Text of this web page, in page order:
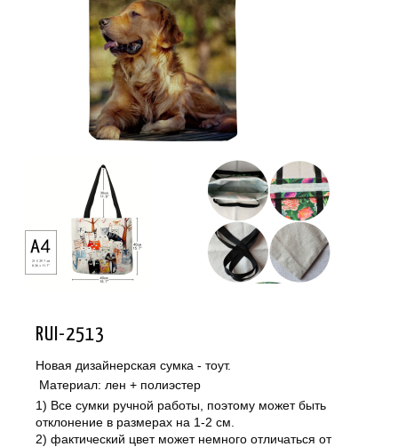
RUI-2513
Новая дизайнерская сумка - тоут.
Материал: лен + полиэстер
1) Все сумки ручной работы, поэтому может быть
отклонение в размерах на 1-2 см.
2) фактический цвет может немного отличаться от